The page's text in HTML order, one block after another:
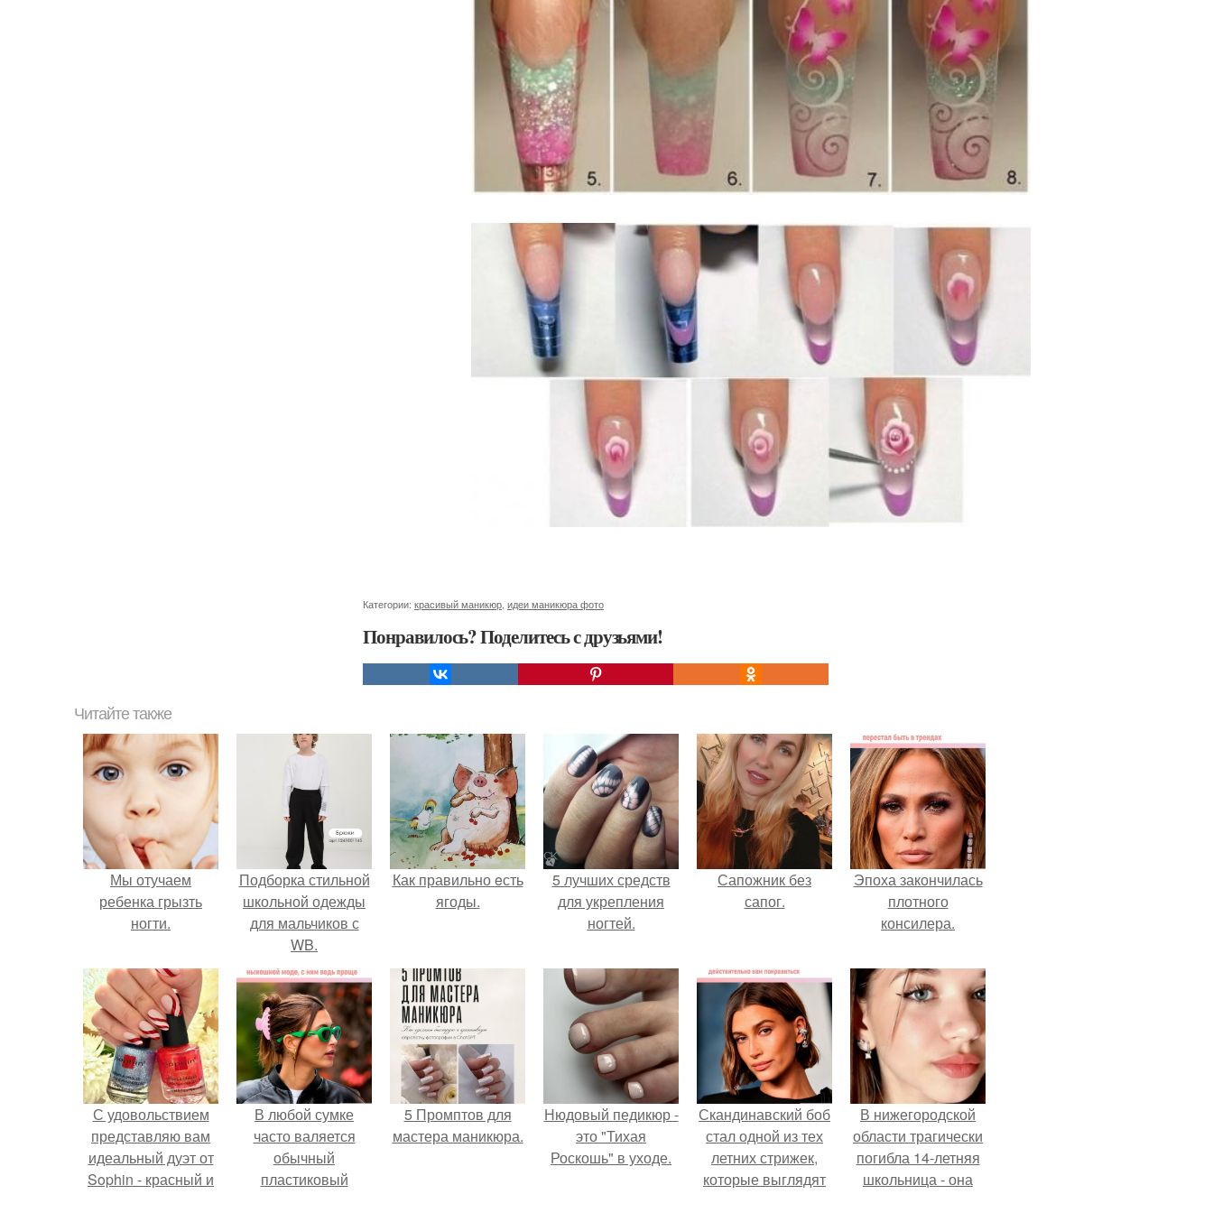
Категории: красивый маникюр, идеи маникюра фото
Понравилось? Поделитесь с друзьями!
Читайте также
Мы отучаем
ребенка грызть
ногти.
Подборка стильной
школьной одежды
для мальчиков с
WB.
Как правильно eсть
ягоды.
5 лучших средств
для укрепления
ногтей.
Сапожник без
сапог.
Эпоха закончилась
плотного
консилера.
С удовольствием
представляю вам
идеальный дуэт от
Sophin - красный и
В любой сумке
часто валяется
обычный
пластиковый
5 Промптов для
мастера маникюра.
Нюдовый педикюр -
это "Тихая
Роскошь" в уходе.
Скандинавский боб
стал одной из тех
летних стрижек,
которые выглядят
В нижегородской
области трагически
погибла 14-летняя
школьница - она